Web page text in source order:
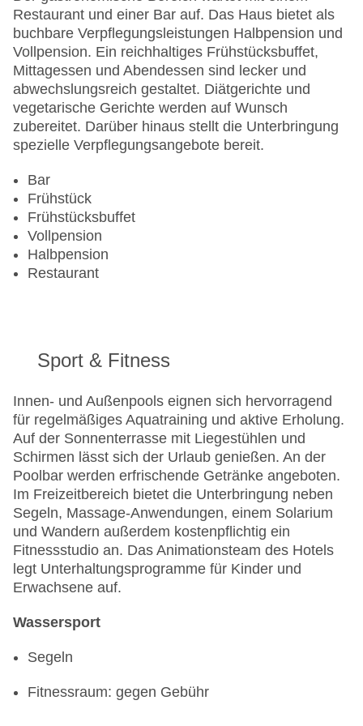
Landeskategorie: 4 Sterne
Restaurant und einer Bar auf. Das Haus bietet als
buchbare Verpflegungsleistungen Halbpension und
Vollpension. Ein reichhaltiges Frühstücksbuffet,
Mittagessen und Abendessen sind lecker und
abwechslungsreich gestaltet. Diätgerichte und
vegetarische Gerichte werden auf Wunsch
zubereitet. Darüber hinaus stellt die Unterbringung
spezielle Verpflegungsangebote bereit.
Bar
Frühstück
Frühstücksbuffet
Vollpension
Halbpension
Restaurant
Sport & Fitness
Innen- und Außenpools eignen sich hervorragend
für regelmäßiges Aquatraining und aktive Erholung.
Auf der Sonnenterrasse mit Liegestühlen und
Schirmen lässt sich der Urlaub genießen. An der
Poolbar werden erfrischende Getränke angeboten.
Im Freizeitbereich bietet die Unterbringung neben
Segeln, Massage-Anwendungen, einem Solarium
und Wandern außerdem kostenpflichtig ein
Fitnessstudio an. Das Animationsteam des Hotels
legt Unterhaltungsprogramme für Kinder und
Erwachsene auf.
Wassersport
Segeln
Fitnessraum: gegen Gebühr